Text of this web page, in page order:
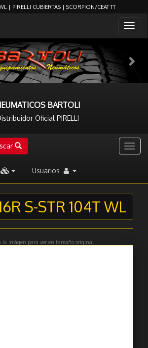
| PIRELLI CUBIERTAS | SCORPION/CEAT TT
BARTOLI
Oficial PIRELLI
Usuarios
S-STR 104T WL
la imágen para ver en tamaño original